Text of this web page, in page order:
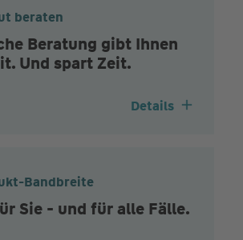
beraten
Beratung gibt Ihnen
Und spart Zeit.
Details
Bandbreite
Sie - und für alle Fälle.